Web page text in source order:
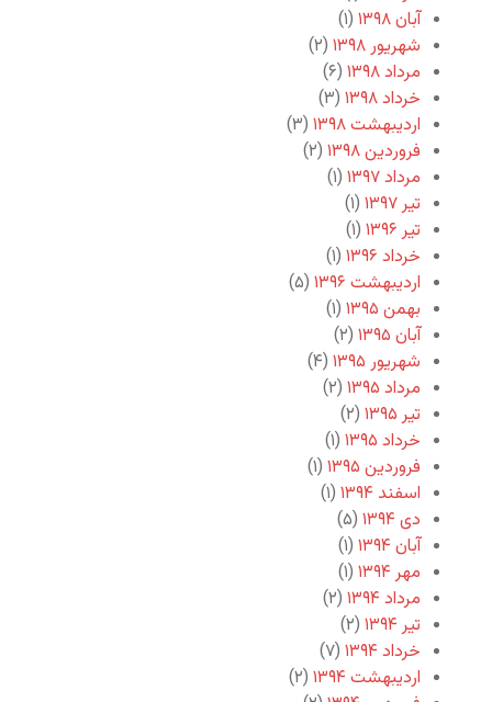
آبان ۱۳۹۸
(۱)
شهریور ۱۳۹۸
(۲)
مرداد ۱۳۹۸
(۶)
خرداد ۱۳۹۸
(۳)
اردیبهشت ۱۳۹۸
(۳)
فروردین ۱۳۹۸
(۲)
مرداد ۱۳۹۷
(۱)
تیر ۱۳۹۷
(۱)
تیر ۱۳۹۶
(۱)
خرداد ۱۳۹۶
(۱)
اردیبهشت ۱۳۹۶
(۵)
بهمن ۱۳۹۵
(۱)
آبان ۱۳۹۵
(۲)
شهریور ۱۳۹۵
(۴)
مرداد ۱۳۹۵
(۲)
تیر ۱۳۹۵
(۲)
خرداد ۱۳۹۵
(۱)
فروردین ۱۳۹۵
(۱)
اسفند ۱۳۹۴
(۱)
دی ۱۳۹۴
(۵)
آبان ۱۳۹۴
(۱)
مهر ۱۳۹۴
(۱)
مرداد ۱۳۹۴
(۲)
تیر ۱۳۹۴
(۲)
خرداد ۱۳۹۴
(۷)
اردیبهشت ۱۳۹۴
(۲)